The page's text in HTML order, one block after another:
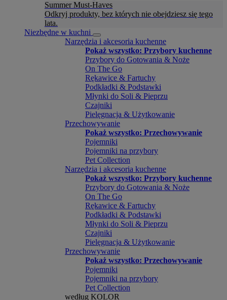
Summer Must-Haves
Odkryj produkty, bez których nie obejdziesz się tego
lata.
Niezbędne w kuchni
Narzędzia i akcesoria kuchenne
Pokaż wszystko: Przybory kuchenne
Przybory do Gotowania & Noże
On The Go
Rękawice & Fartuchy
Podkładki & Podstawki
Młynki do Soli & Pieprzu
Czajniki
Pielęgnacja & Użytkowanie
Przechowywanie
Pokaż wszystko: Przechowywanie
Pojemniki
Pojemniki na przybory
Pet Collection
Narzędzia i akcesoria kuchenne
Pokaż wszystko: Przybory kuchenne
Przybory do Gotowania & Noże
On The Go
Rękawice & Fartuchy
Podkładki & Podstawki
Młynki do Soli & Pieprzu
Czajniki
Pielęgnacja & Użytkowanie
Przechowywanie
Pokaż wszystko: Przechowywanie
Pojemniki
Pojemniki na przybory
Pet Collection
według KOLOR